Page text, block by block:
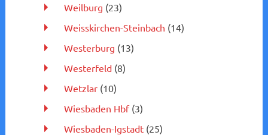
Weilburg (23)
Weisskirchen-Steinbach (14)
Westerburg (13)
Westerfeld(8)
Wetzlar(10)
Wiesbaden Hbf(3)
Wiesbaden-Igstadt(25)